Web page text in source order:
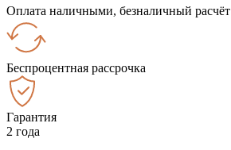
Оплата наличными, безналичный расчёт
Беспроцентная рассрочка
Гарантия
2 года